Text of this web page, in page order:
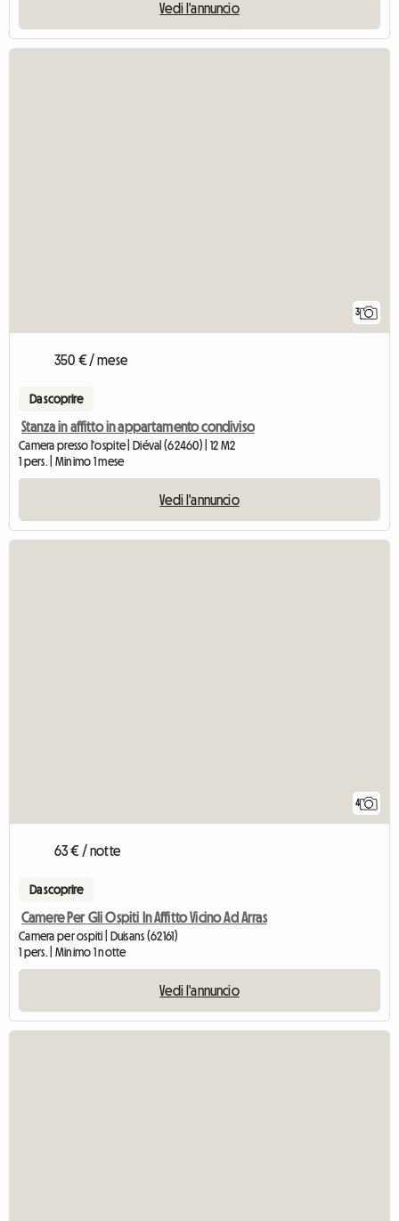
Vedi l'annuncio
3
350 € / mese
Da scoprire
Stanza in affitto in appartamento condiviso
Camera presso l'ospite | Diéval (62460) | 12 M2
1 pers. | Minimo 1 mese
Vedi l'annuncio
4
63 € / notte
Da scoprire
Camere Per Gli Ospiti In Affitto Vicino Ad Arras
Camera per ospiti | Duisans (62161)
1 pers. | Minimo 1 notte
Vedi l'annuncio